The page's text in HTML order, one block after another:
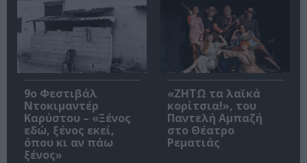
9ο Φεστιβάλ
Ντοκιμαντέρ
Καρύστου – «Ξένος
εδώ, ξένος εκεί,
όπου κι αν πάω
ξένος»
«ΖΗΤΩ τα λαϊκά
κορίτσια!», του
Παντελή Αμπαζή
στο Θέατρο
Ρεματιάς